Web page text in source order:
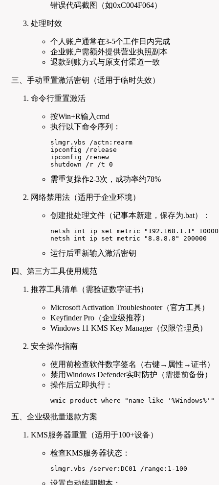
错误代码截图（如0xC004F064）
处理时效
个人账户通常在3-5个工作日内完成
企业账户需额外提供营业执照副本
退款到账方式与原支付渠道一致
三、手动重置激活密钥（适用于临时失效）
命令行重置激活
按Win+R输入cmd
执行以下命令序列：
slmgr.vbs /actn:rearm
ipconfig /release
ipconfig /renew
shutdown /r /t 0
需重复操作2-3次，成功率约78%
网络禁用法（适用于企业环境）
创建批处理文件（记事本新建，保存为.bat）：
netsh int ip set metric "192.168.1.1"
netsh int ip set metric "8.8.8.8" 200000
运行后重新输入激活密钥
四、第三方工具使用规范
推荐工具清单（需验证数字证书）
Microsoft Activation Troubleshooter（官方工具）
Keyfinder Pro（企业级推荐）
Windows 11 KMS Key Manager（仅限管理员）
安全操作指南
使用前检查软件数字签名（右键→属性→证书）
禁用Windows Defender实时防护（需提前备份）
操作后立即执行：
wmic product where "name like
五、企业级批量退款方案
KMS服务器重置（适用于100+设备）
检查KMS服务器状态：
slmgr.vbs /server:DC01 /range:1-100